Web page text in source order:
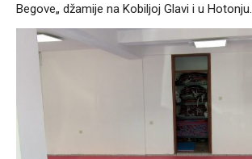
Begove„ džamije na Kobiljoj Glavi i u Hotonju.